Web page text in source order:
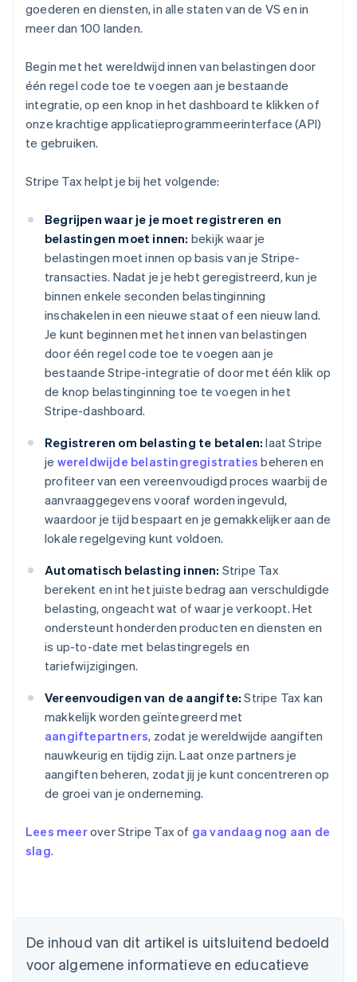
goederen en diensten, in alle staten van de VS en in
meer dan 100 landen.
Begin met het wereldwijd innen van belastingen door
één regel code toe te voegen aan je bestaande
integratie, op een knop in het dashboard te klikken of
onze krachtige applicatieprogrammeerinterface (API)
te gebruiken.
Stripe Tax helpt je bij het volgende:
Begrijpen waar je je moet registreren en
belastingen moet innen: bekijk waar je
belastingen moet innen op basis van je Stripe-
transacties. Nadat je je hebt geregistreerd, kun je
binnen enkele seconden belastinginning
inschakelen in een nieuwe staat of een nieuw land.
Je kunt beginnen met het innen van belastingen
door één regel code toe te voegen aan je
bestaande Stripe-integratie of door met één klik op
de knop belastinginning toe te voegen in het
Stripe-dashboard.
Registreren om belasting te betalen: laat Stripe
je wereldwijde belastingregistraties beheren en
profiteer van een vereenvoudigd proces waarbij de
aanvraaggegevens vooraf worden ingevuld,
waardoor je tijd bespaart en je gemakkelijker aan de
lokale regelgeving kunt voldoen.
Automatisch belasting innen: Stripe Tax
berekent en int het juiste bedrag aan verschuldigde
belasting, ongeacht wat of waar je verkoopt. Het
ondersteunt honderden producten en diensten en
is up-to-date met belastingregels en
tariefwijzigingen.
Vereenvoudigen van de aangifte: Stripe Tax kan
makkelijk worden geïntegreerd met
aangiftepartners, zodat je wereldwijde aangiften
nauwkeurig en tijdig zijn. Laat onze partners je
aangiften beheren, zodat jij je kunt concentreren op
de groei van je onderneming.
Lees meerover Stripe Tax of ga vandaag nog aan de
slag.
De inhoud van dit artikel is uitsluitend bedoeld
voor algemene informatieve en educatieve
Australië
België